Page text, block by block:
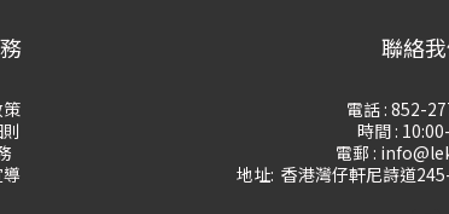
聯絡
電話 : 852-
時間 :
電郵 :
地址: 香港灣仔軒尼詩道